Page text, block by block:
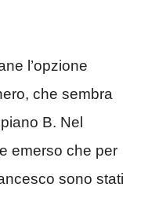
l’opzione
che sembra
B. Nel
emerso che per
sono stati